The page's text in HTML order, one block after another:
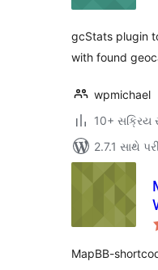
gcStats plugin
with found
wpmichael
10+ સક્રિય
2.7.1 સાથે
MapBB-